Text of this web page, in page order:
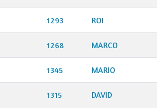
1293 ROI
1268 MARCO
1345 MARIO
1315 DAVID